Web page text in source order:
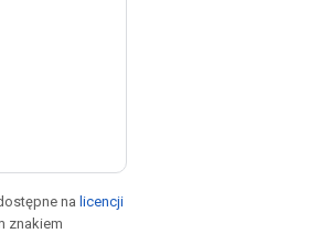
na licencji
znakiem